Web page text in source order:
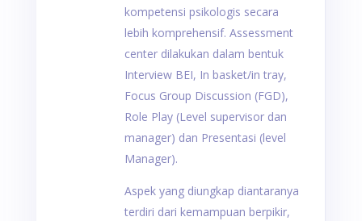
kompetensi psikologis secara
lebih komprehensif. Assessment
center dilakukan dalam bentuk
Interview BEI, In basket/in tray,
Focus Group Discussion (FGD),
Role Play (Level supervisor dan
manager) dan Presentasi (level
Manager).
Aspek yang diungkap diantaranya
terdiri dari kemampuan berpikir,